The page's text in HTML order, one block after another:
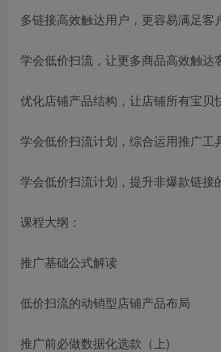
多链接高效触达用户，更容易满足客
学会低价扫流，让更多商品高效触达
优化店铺产品结构，让店铺所有宝贝
学会低价扫流计划，综合运用推广工
学会低价扫流计划，提升非爆款链接
课程大纲：
推广基础公式解读
低价扫流的动销型店铺产品布局
推广前必做数据化选款（上)